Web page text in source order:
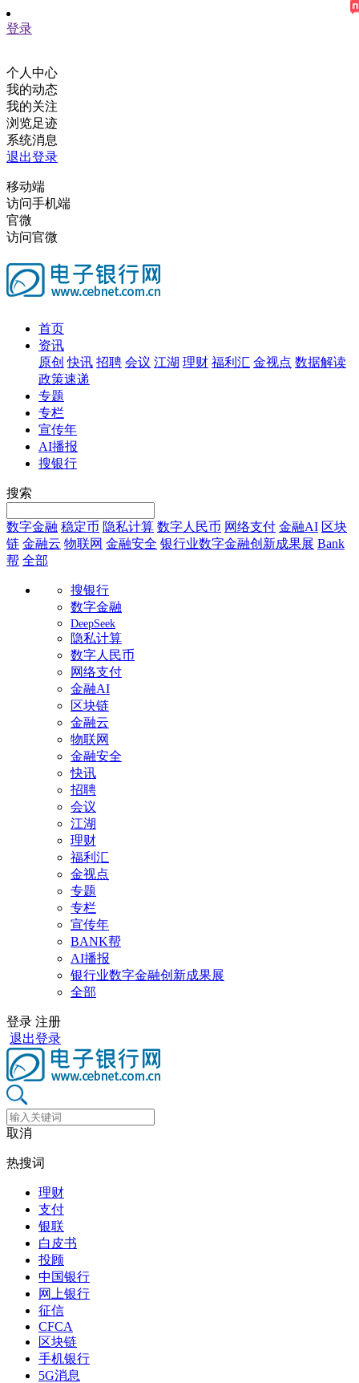
登录
个人中心
我的动态
我的关注
浏览足迹
系统消息
退出登录
移动端
访问手机端
官微
访问官微
首页
资讯
原创 快讯 招聘 会议 江湖 理财 福利汇 金视点 数据解读
政策速递
专题
专栏
宣传年
AI播报
搜银行
搜索
数字金融 稳定币 隐私计算 数字人民币 网络支付 金融AI 区块
链 金融云 物联网 金融安全 银行业数字金融创新成果展 Bank
帮 全部
搜银行
数字金融
DeepSeek
隐私计算
数字人民币
网络支付
金融AI
区块链
金融云
物联网
金融安全
快讯
招聘
会议
江湖
理财
福利汇
金视点
专题
专栏
宣传年
BANK帮
AI播报
银行业数字金融创新成果展
全部
登录 注册
退出登录
取消
热搜词
理财
支付
银联
白皮书
投顾
中国银行
网上银行
征信
CFCA
区块链
手机银行
5G消息